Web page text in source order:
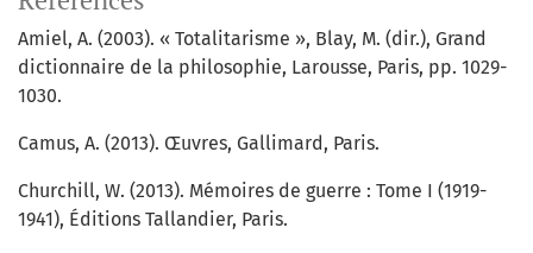
Amiel, A. (2003). « Totalitarisme », Blay, M. (dir.), Grand
dictionnaire de la philosophie, Larousse, Paris, pp. 1029-
1030.
Camus, A. (2013). Œuvres, Gallimard, Paris.
Churchill, W. (2013). Mémoires de guerre : Tome I (1919-
1941), Éditions Tallandier, Paris.